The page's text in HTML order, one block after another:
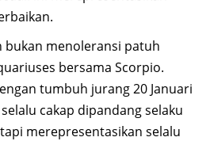
bukan menoleransi patuh
bersama Scorpio.
tumbuh jurang 20 Januari
cakap dipandang selaku
merepresentasikan selalu